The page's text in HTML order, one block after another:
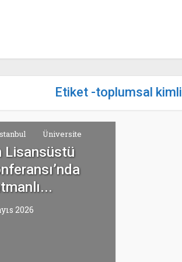
Etiket -toplumsal
Üniversite
Lisansüstü
2026